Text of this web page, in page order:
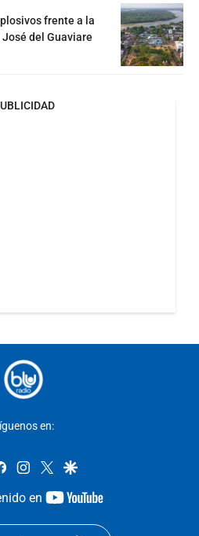
frente a la
del Guaviare
en:
facebookinstagram
twittergoogle
en
youtube-